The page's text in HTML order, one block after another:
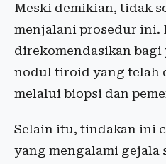
Meski demikian, tidak
menjalani prosedur ini.
direkomendasikan
nodul tiroid yang telah
melalui biopsi dan
Selain itu, tindakan ini
yang mengalami gejala